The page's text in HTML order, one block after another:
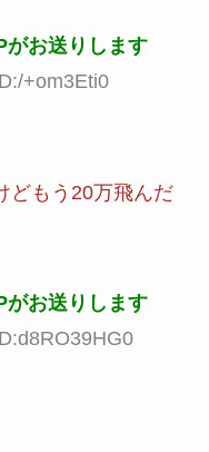
がお送りします
+om3Eti0
どもう20万飛んだ
がお送りします